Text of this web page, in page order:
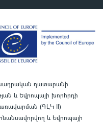
դատարանի
և Եվրոպայի խորհրդի
կառավարման (ԳԼԿ II)
և Եվրոպայի